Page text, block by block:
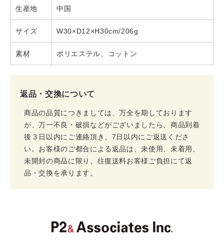
生産地 中国
サイズ W30×D12×H30cm/206g
素材 ポリエステル、コットン
返品・交換について
商品の品質につきましては、万全を期しております
が、万一不良・破損などがございましたら、商品到着
後３日以内にご連絡頂き、7日以内にご返送くださ
い。お客様のご都合による返品は、未使用、未着用、
未開封の商品に限り、往復送料お客様ご負担にて返
品・交換を承ります。